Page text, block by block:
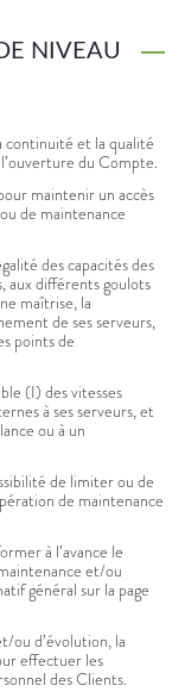
NIVEAU
continuité et la qualité
du Compte.
maintenir un accès
de maintenance
des capacités des
aux différents goulots
maîtrise, la
de ses serveurs,
points de
(I) des vitesses
à ses serveurs, et
ou à un
de limiter ou de
de maintenance
à l’avance le
et/ou
général sur la page
ou d’évolution, la
effectuer les
des Clients.